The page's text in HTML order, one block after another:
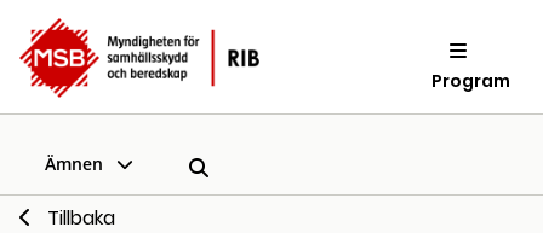
Program
Ämnen
Tillbaka